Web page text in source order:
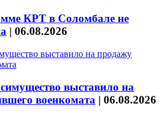
КРТ в Соломбале не
| 06.08.2026
выставило на
военкомата | 06.08.2026